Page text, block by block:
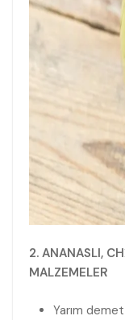
2. ANANASLI,
MALZEMELER
Yarım